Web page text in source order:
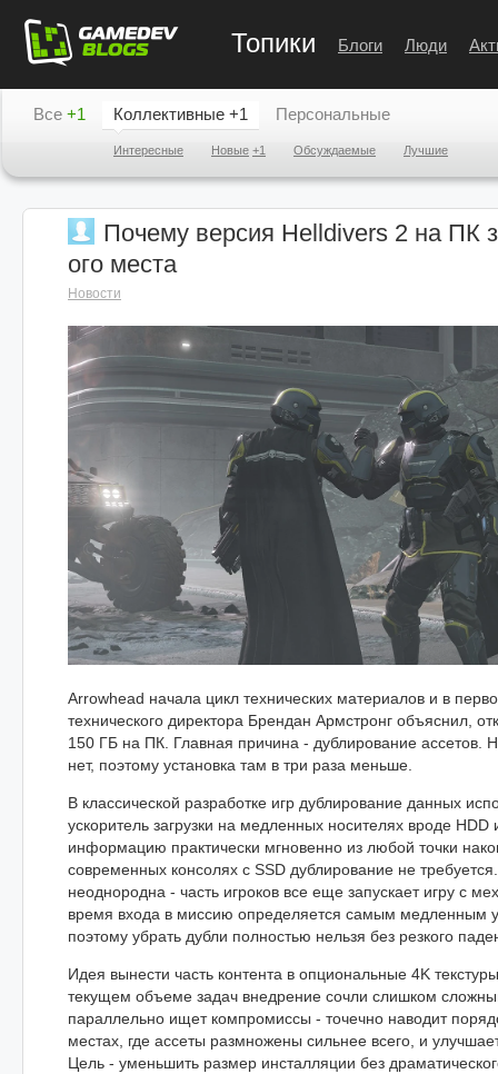
Топики Блоги Люди
Все +1 Коллективные +1
Интересные Новые +1 Обсуждаемые Лучшие
Персональные
Почему версия Helldivers 2 на ПК
ого места
Новости
Arrowhead начала цикл технических материалов и в
технического директора Брендан Армстронг объяснил,
150 ГБ на ПК. Главная причина - дублирование ассетов.
нет, поэтому установка там в три раза меньше.
В классической разработке игр дублирование данных
ускоритель загрузки на медленных носителях вроде HDD
информацию практически мгновенно из любой точки
современных консолях с SSD дублирование не
неоднородна - часть игроков все еще запускает игру с
время входа в миссию определяется самым медленным
поэтому убрать дубли полностью нельзя без резкого
Идея вынести часть контента в опциональные 4K
текущем объеме задач внедрение сочли слишком
параллельно ищет компромиссы - точечно наводит
местах, где ассеты размножены сильнее всего, и
Цель - уменьшить размер инсталляции без